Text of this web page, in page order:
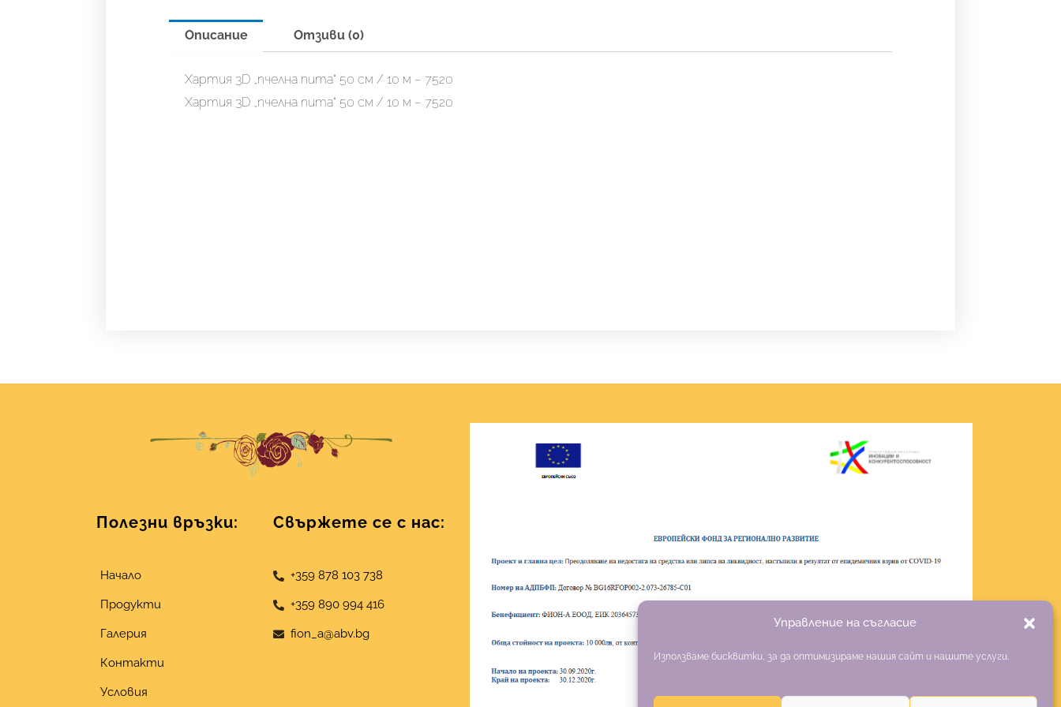
Управление на съгласие
Използваме бисквитки, за да оптимизираме нашия сайт и нашите услуги.
Описание Отзиви (0)
Хартия 3D „пчелна пита“ 50 см / 10 м – 7520
Хартия 3D „пчелна пита“ 50 см / 10 м – 7520
Полезни връзки:
Начало
Продукти
Галерия
Контакти
Условия
Свържете се с нас:
+359 878 103 738
+359 890 994 416
fion_a@abv.bg